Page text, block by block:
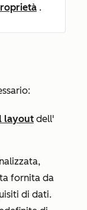
.
layout dell'
fornita da
di dati.